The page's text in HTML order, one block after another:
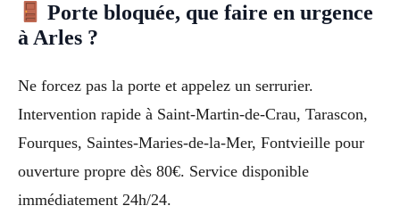
Porte bloquée, que faire en urgence
à Arles ?
Ne forcez pas la porte et appelez un serrurier.
Intervention rapide à Saint-Martin-de-Crau, Tarascon,
Fourques, Saintes-Maries-de-la-Mer, Fontvieille pour
ouverture propre dès 80€. Service disponible
immédiatement 24h/24.